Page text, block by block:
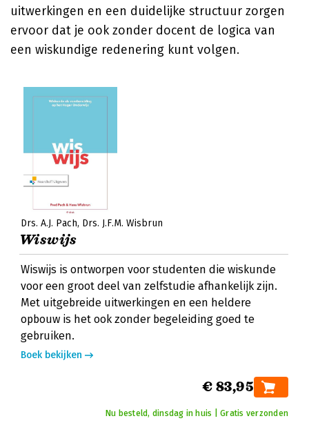
uitwerkingen en een duidelijke structuur zorgen
ervoor dat je ook zonder docent de logica van
een wiskundige redenering kunt volgen.
Drs. A.J. Pach Drs. J.F.M. Wisbrun
Wiswijs
Wiswijs is ontworpen voor studenten die wiskunde
voor een groot deel van zelfstudie afhankelijk zijn.
Met uitgebreide uitwerkingen en een heldere
opbouw is het ook zonder begeleiding goed te
gebruiken.
Boek bekijken
€ 83,95
Nu besteld, dinsdag in huis | Gratis verzonden